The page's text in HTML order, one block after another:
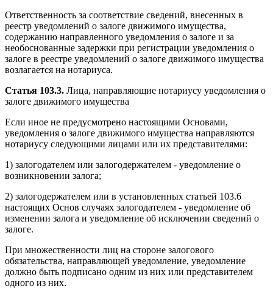
Ответственность за соответствие сведений, внесенных в
реестр уведомлений о залоге движимого имущества,
содержанию направленного уведомления о залоге и за
необоснованные задержки при регистрации уведомления о
залоге в реестре уведомлений о залоге движимого имущества
возлагается на нотариуса.
Статья 103.3. Лица, направляющие нотариусу уведомления о
залоге движимого имущества
Если иное не предусмотрено настоящими Основами,
уведомления о залоге движимого имущества направляются
нотариусу следующими лицами или их представителями:
1) залогодателем или залогодержателем - уведомление о
возникновении залога;
2) залогодержателем или в установленных статьей 103.6
настоящих Основ случаях залогодателем - уведомление об
изменении залога и уведомление об исключении сведений о
залоге.
При множественности лиц на стороне залогового
обязательства, направляющей уведомление, уведомление
должно быть подписано одним из них или представителем
одного из них.